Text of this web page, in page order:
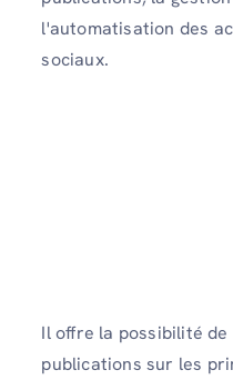
l'automatisation des
sociaux.
Il offre la possibilité
publications sur les